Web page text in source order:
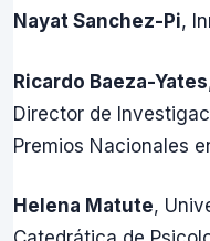
Nayat Sanchez-Pi,
Ricardo Baeza-Yates
Director de
Premios Nacionales
Helena Matute,